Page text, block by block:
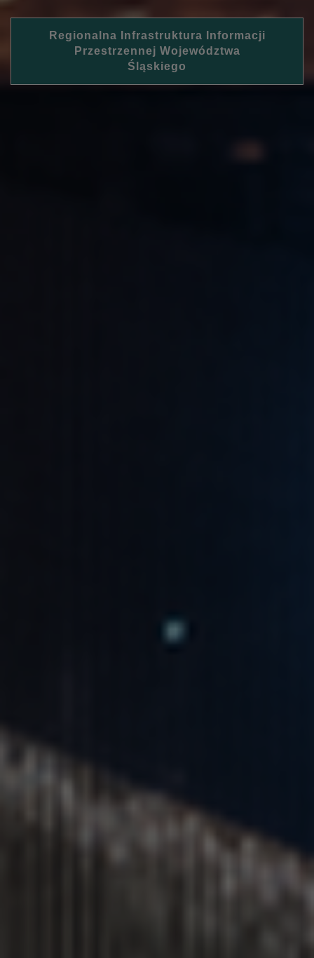
Regionalna Infrastruktura Informacji
Przestrzennej Województwa
Śląskiego